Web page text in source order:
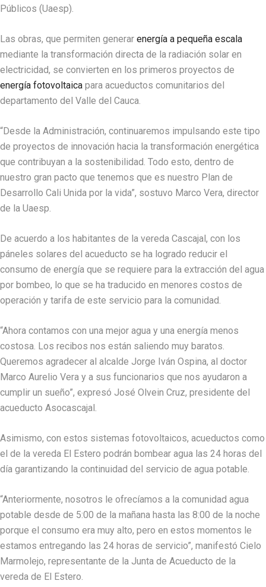
Públicos (Uaesp).
Las obras, que permiten generar energía a pequeña escala
mediante la transformación directa de la radiación solar en
electricidad, se convierten en los primeros proyectos de
energía fotovoltaica para acueductos comunitarios del
departamento del Valle del Cauca.
“Desde la Administración, continuaremos impulsando este tipo
de proyectos de innovación hacia la transformación energética
que contribuyan a la sostenibilidad. Todo esto, dentro de
nuestro gran pacto que tenemos que es nuestro Plan de
Desarrollo Cali Unida por la vida”, sostuvo Marco Vera, director
de la Uaesp.
De acuerdo a los habitantes de la vereda Cascajal, con los
páneles solares del acueducto se ha logrado reducir el
consumo de energía que se requiere para la extracción del agua
por bombeo, lo que se ha traducido en menores costos de
operación y tarifa de este servicio para la comunidad.
“Ahora contamos con una mejor agua y una energía menos
costosa. Los recibos nos están saliendo muy baratos.
Queremos agradecer al alcalde Jorge Iván Ospina, al doctor
Marco Aurelio Vera y a sus funcionarios que nos ayudaron a
cumplir un sueño”, expresó José Olvein Cruz, presidente del
acueducto Asocascajal.
Asimismo, con estos sistemas fotovoltaicos, acueductos como
el de la vereda El Estero podrán bombear agua las 24 horas del
día garantizando la continuidad del servicio de agua potable.
“Anteriormente, nosotros le ofrecíamos a la comunidad agua
potable desde de 5:00 de la mañana hasta las 8:00 de la noche
porque el consumo era muy alto, pero en estos momentos le
estamos entregando las 24 horas de servicio”, manifestó Cielo
Marmolejo, representante de la Junta de Acueducto de la
vereda de El Estero.